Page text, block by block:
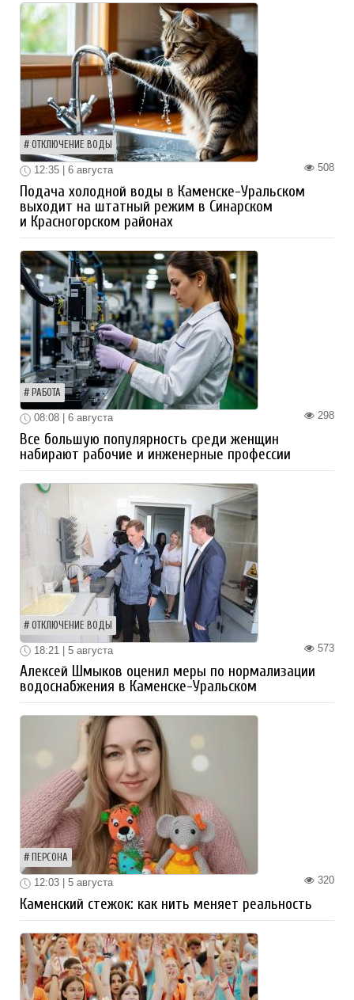
ОТКЛЮЧЕНИЕ ВОДЫ
508
12:35 | 6 августа
Подача холодной воды в Каменске-Уральском
выходит на штатный режим в Синарском
и Красногорском районах
РАБОТА
298
08:08 | 6 августа
Все большую популярность среди женщин
набирают рабочие и инженерные профессии
ОТКЛЮЧЕНИЕ ВОДЫ
573
18:21 | 5 августа
Алексей Шмыков оценил меры по нормализации
водоснабжения в Каменске-Уральском
ПЕРСОНА
320
12:03 | 5 августа
Каменский стежок: как нить меняет реальность